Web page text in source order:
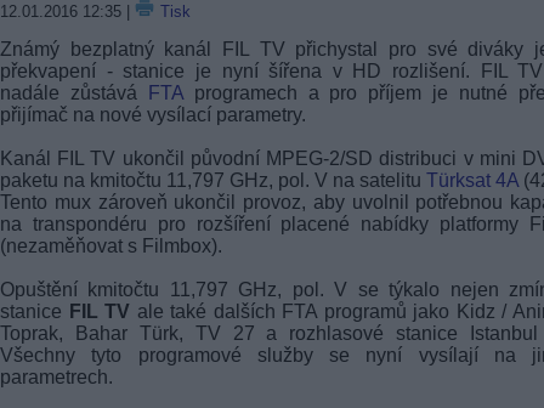
12.01.2016 12:35 Tisk
Známý bezplatný kanál FIL TV přichystal pro své diváky
překvapení - stanice je nyní šířena v HD rozlišení. FIL
nadále zůstává
FTAprogramech a pro příjem je nutné
přijímač na nové vysílací parametry.
Kanál FIL TV ukončil původní MPEG-2/SD distribuci v mini
paketu na kmitočtu 11,797 GHz, pol. V na satelitu Türksat 4A
Tento mux zároveň ukončil provoz, aby uvolnil potřebnou
na transpondéru pro rozšíření placené nabídky platformy
(nezaměňovat s Filmbox).
Opuštění kmitočtu 11,797 GHz, pol. V se týkalo nejen
stanice FIL TV ale také dalších FTA programů jako Kidz /
Toprak, Bahar Türk, TV 27 a rozhlasové stanice Istanbul
Všechny tyto programové služby se nyní vysílají na
parametrech.